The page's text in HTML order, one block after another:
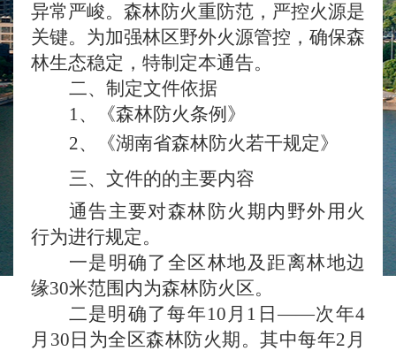
异常严峻。森林防火重防范，严控火源是
关键。为加强林区野外火源管控，确保森
林生态稳定，特制 定本通告。
二、 制定文件依据
1、
《森林防火条例》
2、
《湖南省森林防火若干规定》
三、 文件的的主要内容
通告主要对森林防火期内野外用火
行为进行规定。
一是明确了 全区林地及距离林地边
缘30米范围内为森林防火区。
二是明确了每年10月1日——次年4
月30日为全区森林防火期。其中每年2月